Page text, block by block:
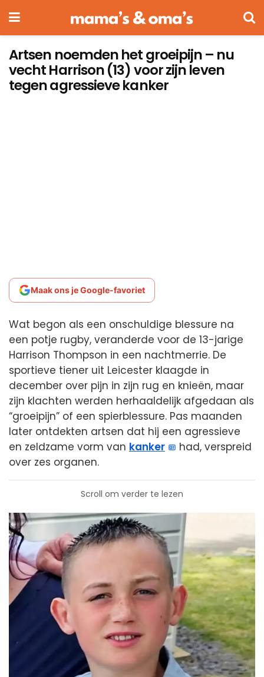
Artsen noemden het groeipijn – nu
vecht Harrison (13) voor zijn leven
tegen agressieve kanker
Maak ons je Google-favoriet
Wat begon als een onschuldige blessure na
een potje rugby, veranderde voor de 13-jarige
Harrison Thompson in een nachtmerrie. De
sportieve tiener uit Leicester klaagde in
december over pijn in zijn rug en knieën, maar
zijn klachten werden herhaaldelijk afgedaan als
“groeipijn” of een spierblessure. Pas maanden
later ontdekten artsen dat hij een agressieve
en zeldzame vorm van kanker
had, verspreid
over zes organen.
Scroll om verder te lezen